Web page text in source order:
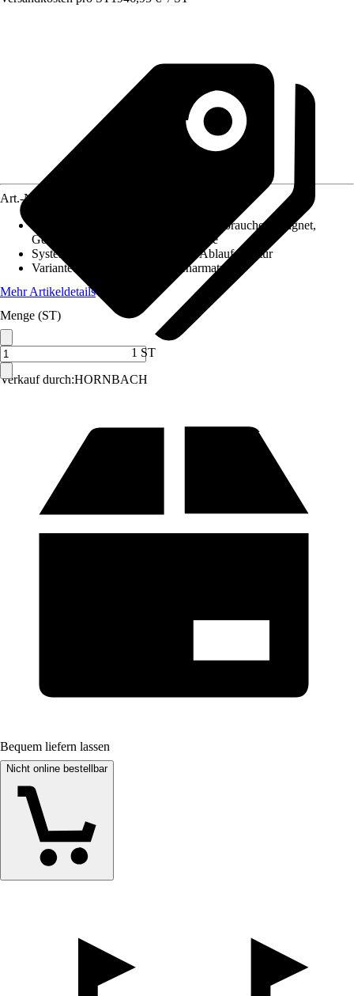
Verkauf durch:HORNBACH
Art.-Nr.
Einhebelmischer, Für 2 Verbraucher geeignet,
Geräuschgruppe I, Keramikkartusche
System der Ablaufgarnitur
Ohne Ablaufgarnitur
Variante:
Einhebel Badewannenarmatur
Mehr Artikeldetails
Menge (ST)
1 ST
Bequem liefern lassen
Nicht online bestellbar